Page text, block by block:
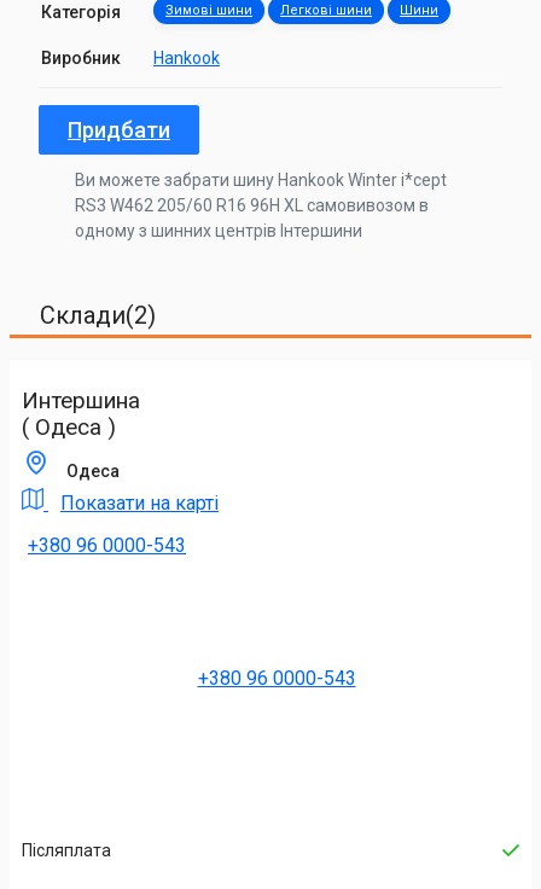
Категорія Зимові шини Легкові шини Шини
Виробник Hankook
Придбати
Ви можете забрати шину Hankook Winter i*cept
RS3 W462 205/60 R16 96H XL самовивозом в
одному з шинних центрів Інтершини
Склади(2)
Интершина
( Одеса )
Одеса
Показати на карті
+380 96 0000-543
+380 96 0000-543
Післяплата